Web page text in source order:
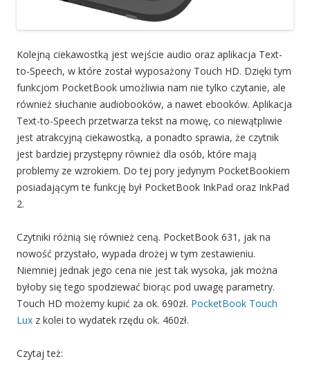
Kolejną ciekawostką jest wejście audio oraz aplikacja Text-
to-Speech, w które został wyposażony Touch HD. Dzięki tym
funkcjom PocketBook umożliwia nam nie tylko czytanie, ale
również słuchanie audiobooków, a nawet ebooków. Aplikacja
Text-to-Speech przetwarza tekst na mowę, co niewątpliwie
jest atrakcyjną ciekawostką, a ponadto sprawia, że czytnik
jest bardziej przystępny również dla osób, które mają
problemy ze wzrokiem. Do tej pory jedynym PocketBookiem
posiadającym te funkcję był PocketBook InkPad oraz InkPad
2.
Czytniki różnią się również ceną. PocketBook 631, jak na
nowość przystało, wypada drożej w tym zestawieniu.
Niemniej jednak jego cena nie jest tak wysoka, jak można
byłoby się tego spodziewać biorąc pod uwagę parametry.
Touch HD możemy kupić za ok. 690zł. PocketBook Touch
Lux z kolei to wydatek rzędu ok. 460zł.
Czytaj też: